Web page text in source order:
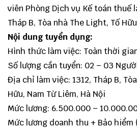
viên Phòng Dịch vụ Kế toán thuế
Tháp B, Tòa nhà The Light, Tố
Nội dung tuyển dụng:
Hình thức làm việc: Toàn thời
Số lượng cần tuyển: 02 – 03
Địa chỉ làm việc: 1312, Tháp B,
Hữu, Nam Từ Liêm, Hà Nội
Mức lương: 6.500.000 –
Mức lương doanh thu + Bảo